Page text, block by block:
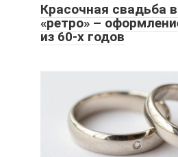
Красочная свадьба
«ретро» –
из 60-х годов